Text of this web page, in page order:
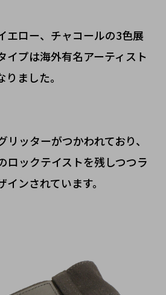
エロー、チャコールの3色展
イプは海外有名アーティスト
ました。
ッターがつかわれており、
ロックテイストを残しつつラ
ンされています。